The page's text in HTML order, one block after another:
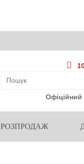
Офіційний
РОЗПРОДАЖ